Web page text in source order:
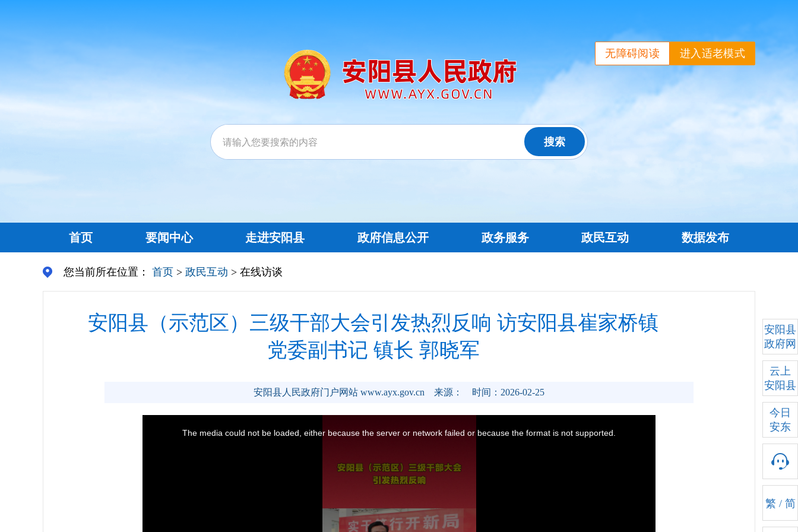
进入适老模式
无障碍阅读
首页 要闻中心 走进安阳县 政府信息公开 政务服务 政民互动 数据发布
您当前所在位置： 首页 > 政民互动 > 在线访谈
安阳县（示范区）三级干部大会引发热烈反响 访安阳县崔家桥镇
党委副书记 镇长 郭晓军
安阳县人民政府门户网站 www.ayx.gov.cn 来源： 时间：2026-02-25
安阳县
政府网
云上
安阳县
今日
安东
繁 / 简